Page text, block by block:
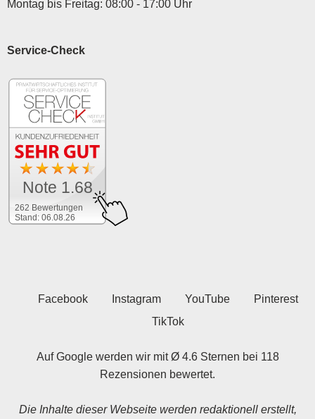
Montag bis Freitag: 08:00 - 17:00 Uhr
Service-Check
262 Bewertungen
Stand: 06.08.26
Note 1.68
Facebook Instagram YouTube
Pinterest
TikTok
Auf Google werden wir mit Ø 4.6 Sternen bei 118
Rezensionen bewertet.
Die Inhalte dieser Webseite werden redaktionell erstellt,